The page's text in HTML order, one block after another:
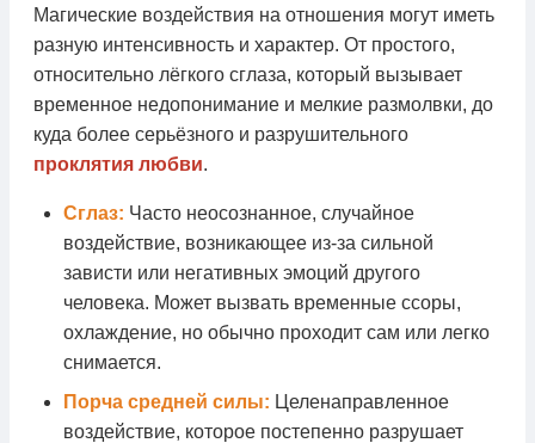
Магические воздействия на отношения могут иметь
разную интенсивность и характер. От простого,
относительно лёгкого сглаза, который вызывает
временное недопонимание и мелкие размолвки, до
куда более серьёзного и разрушительного
проклятия любви.
Сглаз: Часто неосознанное, случайное
воздействие, возникающее из-за сильной
зависти или негативных эмоций другого
человека. Может вызвать временные ссоры,
охлаждение, но обычно проходит сам или легко
снимается.
Порча средней силы: Целенаправленное
воздействие, которое постепенно разрушает